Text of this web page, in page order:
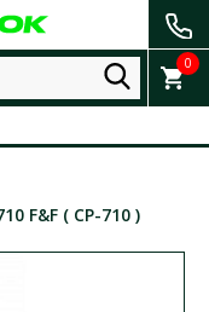
0
F&F ( CP-710 )